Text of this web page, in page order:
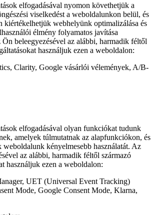
elfogadásával nyomon követhetjük a
viselkedést a weboldalunkon belül, és
kiértékelhetjük webhelyünk optimalizálása és
élmény folyamatos javítása
Ön beleegyezésével az alábbi, harmadik féltől
használjuk ezen a weboldalon:
Clarity, Google vásárlói vélemények, A/B-
elfogadásával olyan funkciókat tudunk
amelyek túlmutatnak az alapfunkciókon, és
weboldalunk kényelmesebb használatát. Az
az alábbi, harmadik féltől származó
használjuk ezen a weboldalon:
UET (Universal Event Tracking)
Mode, Google Consent Mode, Klarna,